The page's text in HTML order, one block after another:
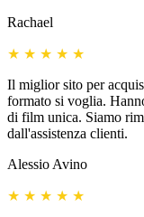
Rachael
★ ★ ★ ★ ★
Il miglior sito per
formato si voglia.
di film unica. Siamo
dall'assistenza clienti.
Alessio Avino
★ ★ ★ ★ ★